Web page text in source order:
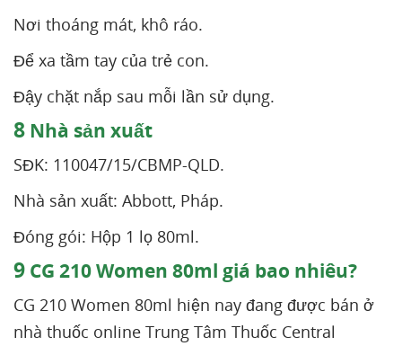
Nơi thoáng mát, khô ráo.
Để xa tầm tay của trẻ con.
Đậy chặt nắp sau mỗi lần sử dụng.
8 Nhà sản xuất
SĐK: 110047/15/CBMP-QLD.
Nhà sản xuất: Abbott, Pháp.
Đóng gói: Hộp 1 lọ 80ml.
9 CG 210 Women 80ml giá bao nhiêu?
CG 210 Women 80ml hiện nay đang được bán ở
nhà thuốc online Trung Tâm Thuốc Central